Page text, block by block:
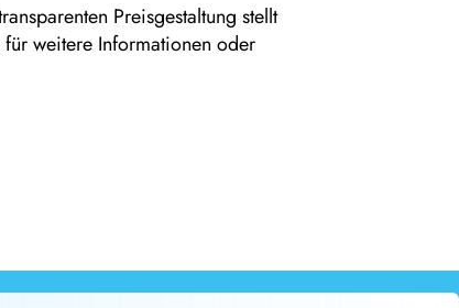
Preisgestaltung stellt
weitere Informationen oder